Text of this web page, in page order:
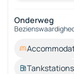
Onderweg
Tankstations